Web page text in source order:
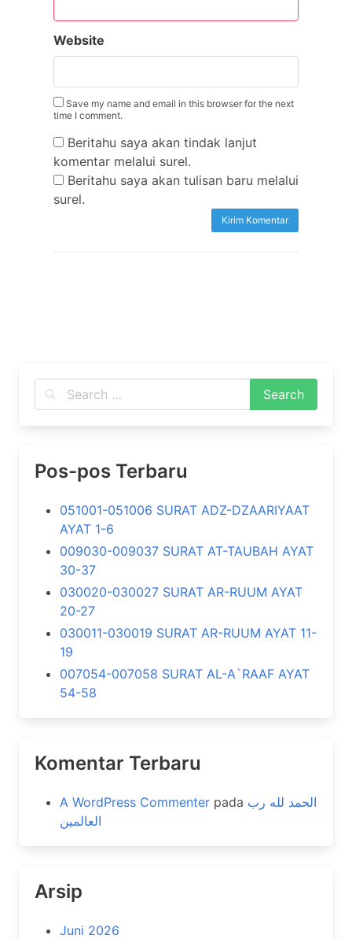
Website
Save my name and email in this browser for the next
time I comment.
Beritahu saya akan tindak lanjut
komentar melalui surel.
Beritahu saya akan tulisan baru melalui
surel.
Pos-pos Terbaru
051001-051006 SURAT ADZ-DZAARIYAAT
AYAT 1-6
009030-009037 SURAT AT-TAUBAH AYAT
30-37
030020-030027 SURAT AR-RUUM AYAT
20-27
030011-030019 SURAT AR-RUUM AYAT 11-
19
007054-007058 SURAT AL-A`RAAF AYAT
54-58
Komentar Terbaru
A WordPress Commenter pada الحمد لله رب
العالمين
Arsip
Juni 2026